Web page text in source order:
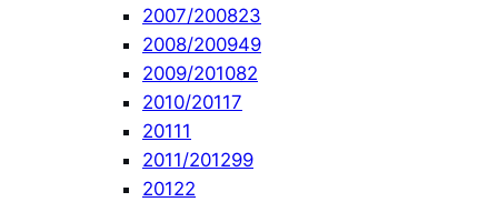
2007/200823
2008/200949
2009/201082
2010/20117
20111
2011/201299
20122